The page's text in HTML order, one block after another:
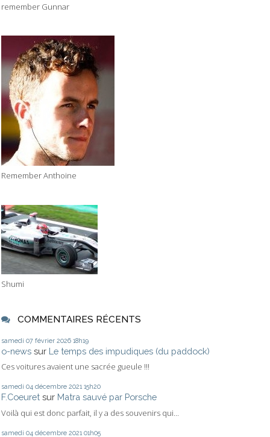
remember Gunnar
Remember Anthoine
Shumi
COMMENTAIRES RÉCENTS
samedi 07 février 2026 18h19
o-news sur Le temps des impudiques (du paddock)
Ces voitures avaient une sacrée gueule !!!
samedi 04 décembre 2021 15h20
F.Coeuret sur Matra sauvé par Porsche
Voilà qui est donc parfait, il y a des souvenirs qui...
samedi 04 décembre 2021 01h05